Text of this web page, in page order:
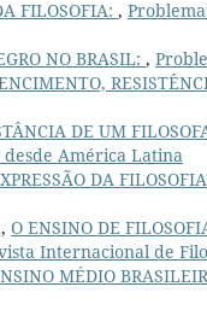
FILOSOFIA: ,
NO BRASIL: ,
DE UM
América Latina
DA
O ENSINO DE
Internacional de
MÉDIO